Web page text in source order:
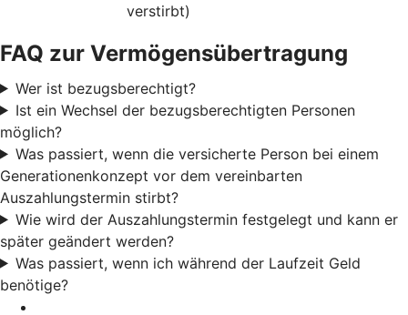
verstirbt)
FAQ zur Vermögensübertragung
Wer ist bezugsberechtigt?
Ist ein Wechsel der bezugsberechtigten Personen
möglich?
Was passiert, wenn die versicherte Person bei einem
Generationenkonzept vor dem vereinbarten
Auszahlungstermin stirbt?
Wie wird der Auszahlungstermin festgelegt und kann er
später geändert werden?
Was passiert, wenn ich während der Laufzeit Geld
benötige?